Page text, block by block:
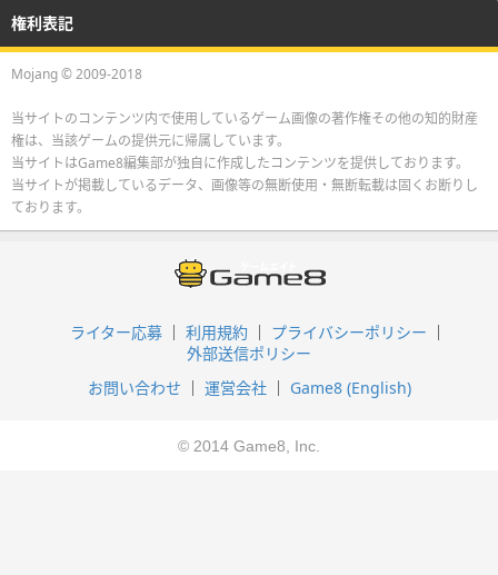
権利表記
Mojang © 2009-2018
当サイトのコンテンツ内で使用しているゲーム画像の著作権その他の知的財産
権は、当該ゲームの提供元に帰属しています。
当サイトはGame8編集部が独自に作成したコンテンツを提供しております。
当サイトが掲載しているデータ、画像等の無断使用・無断転載は固くお断りし
ております。
ライター応募 利用規約
プライバシーポリシー
外部送信ポリシー
お問い合わせ
運営会社 Game8 (English)
© 2014 Game8, Inc.